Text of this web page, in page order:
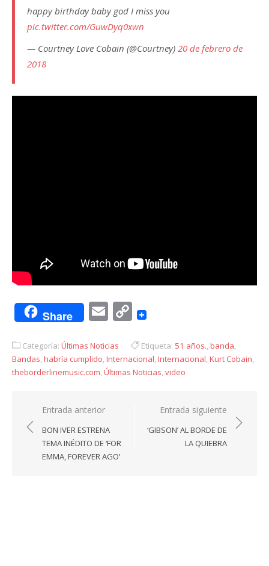
happy birthday baby god I miss you
pic.twitter.com/GuwDyq0xwn
— Courtney Love Cobain (@Courtney) 20 de febrero de
2018
Share EmailCopy
Categoría: Últimas Noticias Etiqueta: 51 años.,banda,
Bandas,habría cumplido,Internacional,Internacional,Kurt Cobain,
theborderlinemusic.com,Últimas Noticias,video
Navegación
de
entradas
Entrada anterior
BON IVER ESTRENA
TEMA INÉDITO DE ‘FOR
EMMA, FOREVER AGO’
Entrada siguiente
‘GIBSON’ AL BORDE DE
LA QUIEBRA